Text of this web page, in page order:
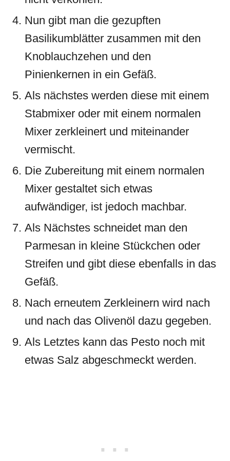
Nun gibt man die gezupften
Basilikumblätter zusammen mit den
Knoblauchzehen und den
Pinienkernen in ein Gefäß.
Als nächstes werden diese mit einem
Stabmixer oder mit einem normalen
Mixer zerkleinert und miteinander
vermischt.
Die Zubereitung mit einem normalen
Mixer gestaltet sich etwas
aufwändiger, ist jedoch machbar.
Als Nächstes schneidet man den
Parmesan in kleine Stückchen oder
Streifen und gibt diese ebenfalls in das
Gefäß.
Nach erneutem Zerkleinern wird nach
und nach das Olivenöl dazu gegeben.
Als Letztes kann das Pesto noch mit
etwas Salz abgeschmeckt werden.